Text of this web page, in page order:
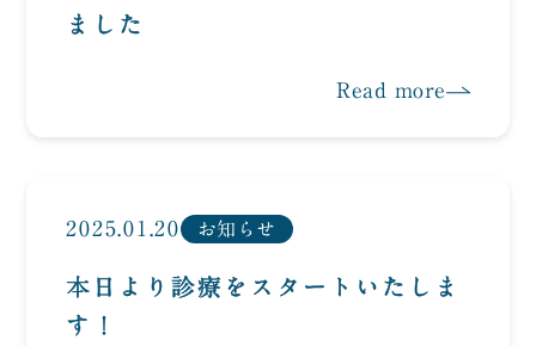
ました
Read more
2025.01.20 お知らせ
本日より診療をスタートいたしま
す！